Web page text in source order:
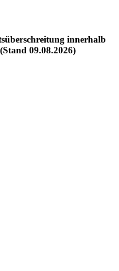
innerhalb
09.08.2026)